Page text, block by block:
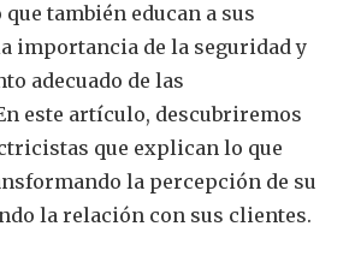
también educan a sus
importancia de la seguridad y
adecuado de las
este artículo, descubriremos
que explican lo que
la percepción de su
la relación con sus clientes.